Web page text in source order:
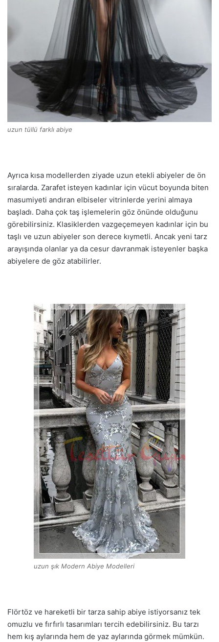
uzun tüllü farklı abiye
Ayrıca kısa modellerden ziyade uzun etekli abiyeler de ön
sıralarda. Zarafet isteyen kadınlar için vücut boyunda biten
masumiyeti andıran elbiseler vitrinlerde yerini almaya
başladı. Daha çok taş işlemelerin göz önünde olduğunu
görebilirsiniz. Klasiklerden vazgeçemeyen kadınlar için bu
taşlı ve uzun abiyeler son derece kıymetli. Ancak yeni tarz
arayışında olanlar ya da cesur davranmak isteyenler başka
abiyelere de göz atabilirler.
uzun şık Modern Abiye Modelleri
Flörtöz ve hareketli bir tarza sahip abiye istiyorsanız tek
omuzlu ve fırfırlı tasarımları tercih edebilirsiniz. Bu tarzı
hem kış aylarında hem de yaz aylarında görmek mümkün.